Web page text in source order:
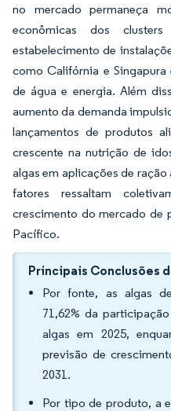
no mercado permaneça
econômicas dos
estabelecimento de
como Califórnia e
de água e energia. Além
aumento da demanda
lançamentos de produtos
crescente na nutrição de
algas em aplicações de
fatores ressaltam
crescimento do mercado de
Pacífico.
Principais Conclusões
Por fonte, as algas
71,62% da
algas em 2025,
previsão de
2031.
Por tipo de produto, a